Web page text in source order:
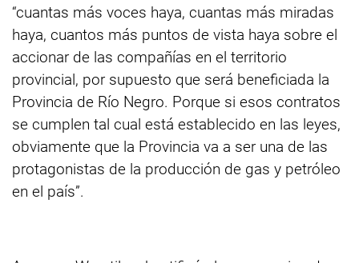
“cuantas más voces haya, cuantas más miradas
haya, cuantos más puntos de vista haya sobre el
accionar de las compañías en el territorio
provincial, por supuesto que será beneficiada la
Provincia de Río Negro. Porque si esos contratos
se cumplen tal cual está establecido en las leyes,
obviamente que la Provincia va a ser una de las
protagonistas de la producción de gas y petróleo
en el país”.